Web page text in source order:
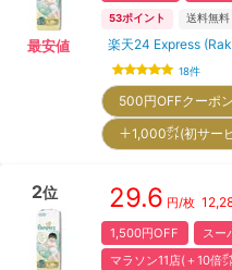
最安値
53ポイント 送料無料
楽天24 Express
18件
500円OFFクーポン
＋1,000㌽(初サ
2位 29.6 円/枚
1,500円OFF
スー
マラソン11店(＋10倍